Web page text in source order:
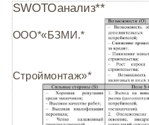
SWOTOанализ**
ООО*«БЗМИ.*
Строймонтаж»*